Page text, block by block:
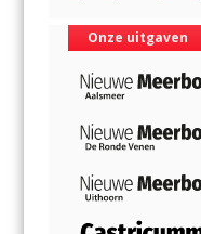
Onze uitgaven